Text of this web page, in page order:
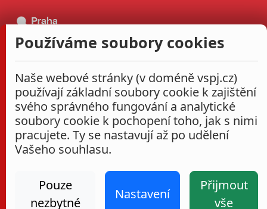
Používáme soubory cookies
Naše webové stránky (v doméně vspj.cz)
používají základní soubory cookie k zajištění
svého správného fungování a analytické
soubory cookie k pochopení toho, jak s nimi
pracujete. Ty se nastavují až po udělení
Vašeho souhlasu.
Pouze
nezbytné
Nastavení
Přijmout
vše